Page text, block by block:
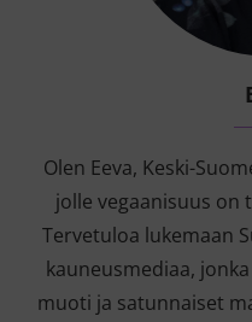
Olen Eeva, Keski-
jolle vegaanisuus on
Tervetuloa lukemaan
kauneusmediaa,
muoti ja satunnaiset